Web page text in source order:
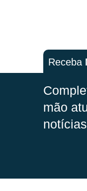
Receba
mão